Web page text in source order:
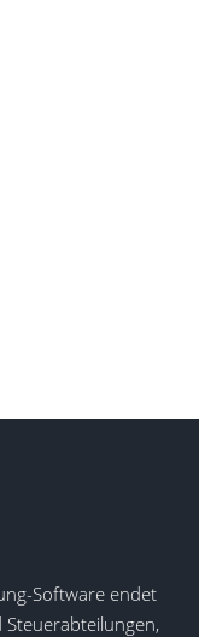
Software endet